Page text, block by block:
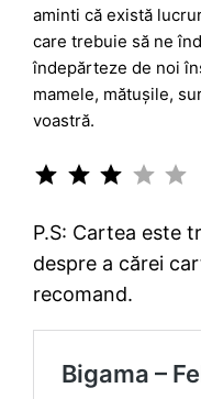
aminti că există
care trebuie să ne
îndepărteze de noi
mamele, mătușile,
voastră.
P.S: Cartea este
despre a cărei
recomand.